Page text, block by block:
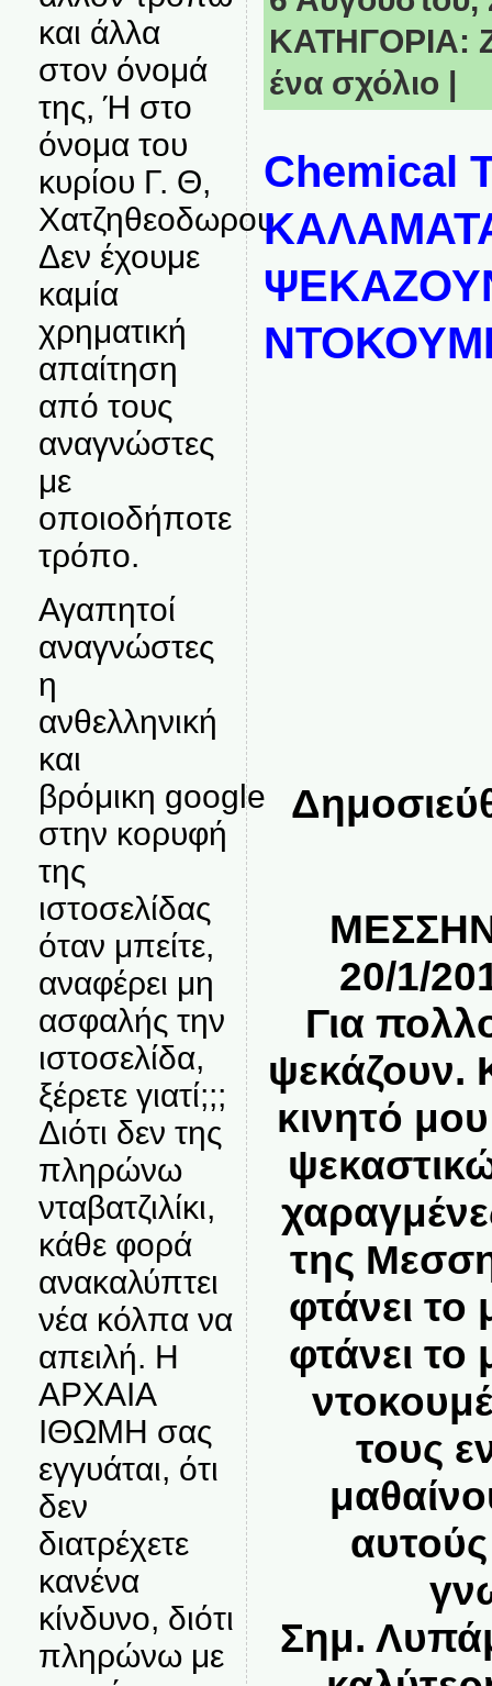
και άλλα
στον όνομά
της, Ή στο
όνομα του
κυρίου Γ. Θ,
Χατζηθεοδωρου.
Δεν έχουμε
καμία
χρηματική
απαίτηση
από τους
αναγνώστες
με
οποιοδήποτε
τρόπο.
Αγαπητοί
αναγνώστες
η
ανθελληνική
και
βρόμικη google
στην κορυφή
της
ιστοσελίδας
όταν μπείτε,
αναφέρει μη
ασφαλής την
ιστοσελίδα,
ξέρετε γιατί;;;
Διότι δεν της
πληρώνω
νταβατζιλίκι,
κάθε φορά
ανακαλύπτει
νέα κόλπα να
απειλή. Η
ΑΡΧΑΙΑ
ΙΘΩΜΗ σας
εγγυάται, ότι
δεν
διατρέχετε
κανένα
κίνδυνο, διότι
πληρώνω με
ΚΑΤΗΓΟΡΙΑ:
ένα σχόλιο |
Chemical
20/1/
Για
ψεκάζουν.
κινητό
της
φτάνει το
φτάνει
τους
Σημ.